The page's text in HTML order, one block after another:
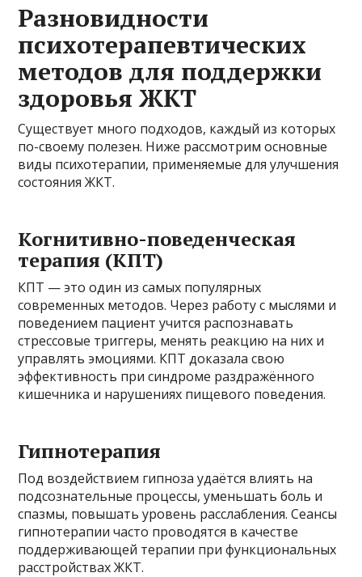
Разновидности
психотерапевтических
методов для поддержки
здоровья ЖКТ
Существует много подходов, каждый из которых
по-своему полезен. Ниже рассмотрим основные
виды психотерапии, применяемые для улучшения
состояния ЖКТ.
Когнитивно-поведенческая
терапия (КПТ)
КПТ — это один из самых популярных
современных методов. Через работу с мыслями и
поведением пациент учится распознавать
стрессовые триггеры, менять реакцию на них и
управлять эмоциями. КПТ доказала свою
эффективность при синдроме раздражённого
кишечника и нарушениях пищевого поведения.
Гипнотерапия
Под воздействием гипноза удаётся влиять на
подсознательные процессы, уменьшать боль и
спазмы, повышать уровень расслабления. Сеансы
гипнотерапии часто проводятся в качестве
поддерживающей терапии при функциональных
расстройствах ЖКТ.